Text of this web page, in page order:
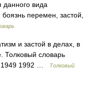
вида
перемен, застой,
и застой в делах, в
Толковый словарь
1949 1992 …
Толковый